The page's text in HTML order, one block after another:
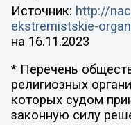
Источник: http://
ekstremistskie-
на 16.11.2023
* Перечень
религиозных
которых судом
законную силу